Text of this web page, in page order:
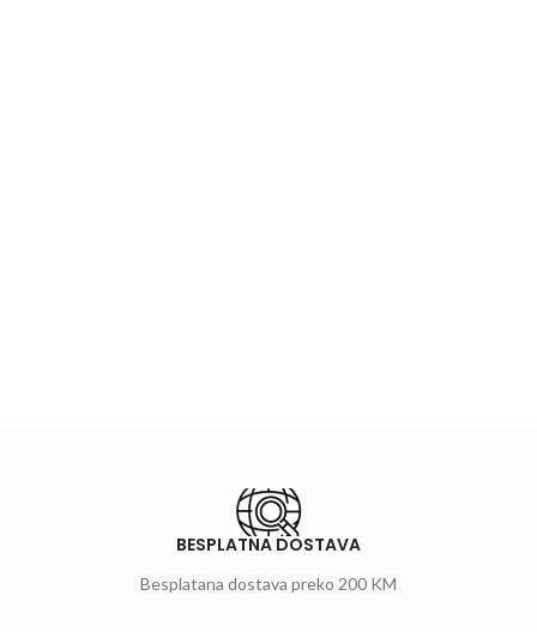
BESPLATNA DOSTAVA
Besplatana dostava preko 200 KM